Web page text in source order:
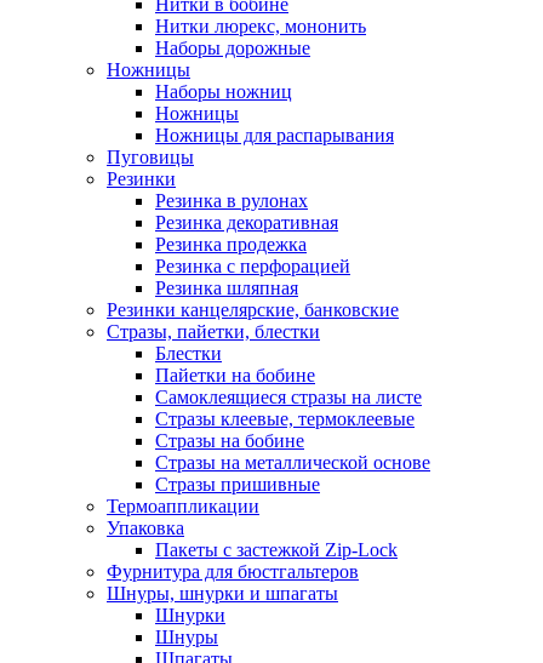
Нитки люрекс, мононить
Наборы дорожные
Ножницы
Наборы ножниц
Ножницы
Ножницы для распарывания
Пуговицы
Резинки
Резинка в рулонах
Резинка декоративная
Резинка продежка
Резинка с перфорацией
Резинка шляпная
Резинки канцелярские, банковские
Стразы, пайетки, блестки
Блестки
Пайетки на бобине
Самоклеящиеся стразы на листе
Стразы клеевые, термоклеевые
Стразы на бобине
Стразы на металлической основе
Стразы пришивные
Термоаппликации
Упаковка
Пакеты с застежкой Zip-Lock
Фурнитура для бюстгальтеров
Шнуры, шнурки и шпагаты
Шнурки
Шнуры
Шпагаты